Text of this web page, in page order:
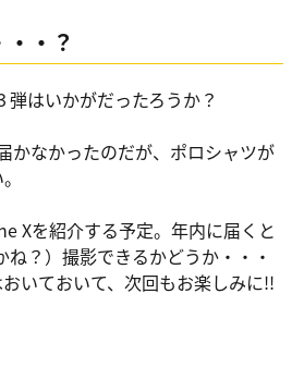
・？
はいかがだったろうか？
かなかったのだが、ポロシャツが
Xを紹介する予定。年内に届くと
？）撮影できるかどうか・・・
いておいて、次回もお楽しみに!!